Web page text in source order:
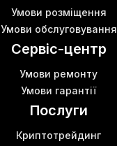
Умови розміщення
Умови обслуговування
Сервіс-центр
Умови ремонту
Умови гарантії
Послуги
Криптотрейдинг